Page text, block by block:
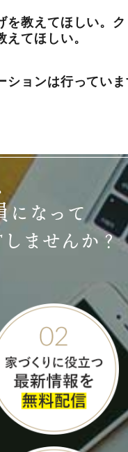
を教えてほしい。
てほしい。
ションは行ってい
になって
ませんか？